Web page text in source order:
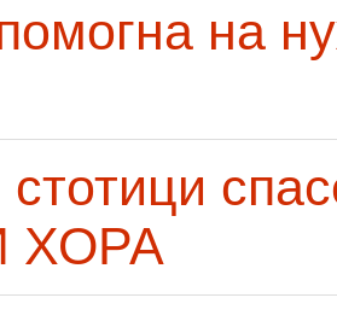
на
стотици
ХОРА